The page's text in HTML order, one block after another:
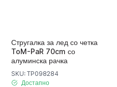
Стругалка за лед со четка
ToM-PaR 70cm со
алуминска рачка
SKU: TP098284
Достапно